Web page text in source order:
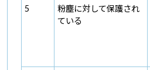
5
粉塵に対して保護され
ている